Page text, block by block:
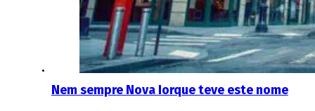
Nem sempre Nova Iorque teve este nome